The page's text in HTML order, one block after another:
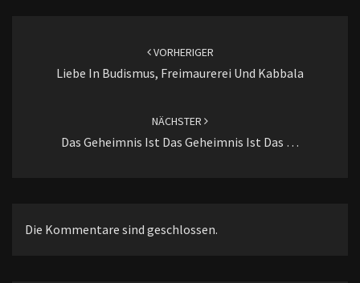
VORHERIGER
Liebe In Budismus, Freimaurerei Und Kabbala
NÄCHSTER
Das Geheimnis Ist Das Geheimnis Ist Das …
Die Kommentare sind geschlossen.